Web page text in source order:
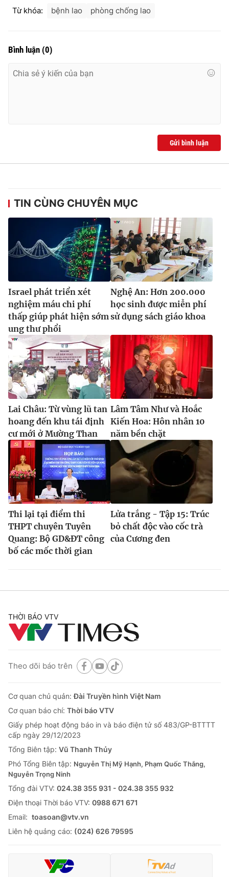
Từ khóa: bệnh lao phòng chống lao
Bình luận (0)
Gửi bình luận
TIN CÙNG CHUYÊN MỤC
Israel phát triển xét
nghiệm máu chi phí
thấp giúp phát hiện sớm
ung thư phổi
Nghệ An: Hơn 200.000
học sinh được miễn phí
sử dụng sách giáo khoa
Lai Châu: Từ vùng lũ tan
hoang đến khu tái định
cư mới ở Mường Than
Lâm Tâm Như và Hoắc
Kiến Hoa: Hôn nhân 10
năm bền chặt
Thi lại tại điểm thi
THPT chuyên Tuyên
Quang: Bộ GD&ĐT công
bố các mốc thời gian
Lửa trắng - Tập 15: Trúc
bỏ chất độc vào cốc trà
của Cương đen
THỜI BÁO VTV
Theo dõi báo trên
Cơ quan chủ quản:Đài Truyền hình Việt Nam
Cơ quan báo chí: Thời báo VTV
Giấy phép hoạt động báo in và báo điện tử số 483/GP-BTTTT
cấp ngày 29/12/2023
Tổng Biên tập: Vũ Thanh Thủy
Phó Tổng Biên tập: Nguyễn Thị Mỹ Hạnh, Phạm Quốc Thắng,
Nguyễn Trọng Ninh
Tổng đài VTV: 024.38 355 931 - 024.38 355 932
Ðiện thoại Thời báo VTV: 0988 671 671
Email: toasoan@vtv.vn
Liên hệ quảng cáo: (024) 626 79595